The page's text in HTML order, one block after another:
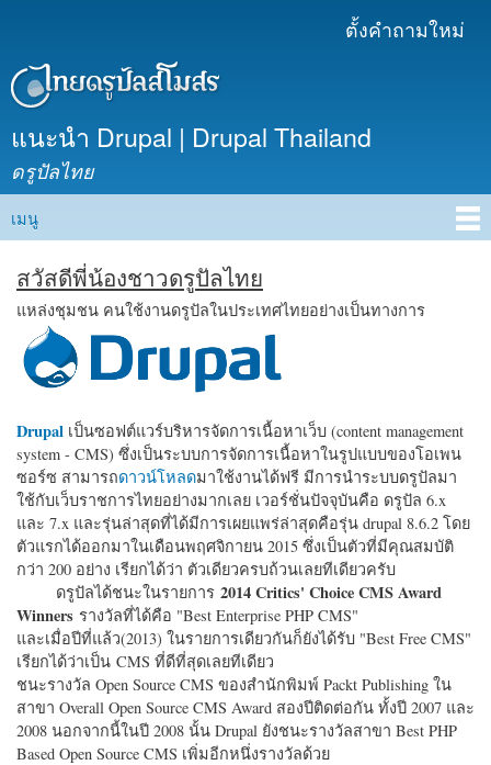
เนื้อหา
ตั้งคำถามใหม่
แนะนำ Drupal | Drupal Thailand
ดรูปัลไทย
Main menu
เมนู
สวัสดีพี่น้องชาวดรูปัลไทย
แหล่งชุมชน คนใช้งานดรูปัลในประเทศไทยอย่างเป็นทางการ
Drupal เป็นซอฟต์แวร์บริหารจัดการเนื้อหาเว็บ (content management
system - CMS) ซึ่งเป็นระบบการจัดการเนื้อหาในรูปแบบของโอเพน
ซอร์ซ สามารถดาวน์โหลดมาใช้งานได้ฟรี มีการนำระบบดรูปัลมา
ใช้กับเว็บราชการไทยอย่างมากเลย เวอร์ชั่นปัจจุบันคือ ดรูปัล 6.x
และ 7.x และรุ่นล่าสุดที่ได้มีการเผยแพร่ล่าสุดคือรุ่น drupal 8.6.2 โดย
ตัวแรกได้ออกมาในเดือนพฤศจิกายน 2015 ซึ่งเป็นตัวที่มีคุณสมบัติ
กว่า 200 อย่าง เรียกได้ว่า ตัวเดียวครบถ้วนเลยทีเดียวครับ
ดรูปัลได้ชนะในรายการ 2014 Critics' Choice CMS Award
Winners รางวัลที่ได้คือ "Best Enterprise PHP CMS"
และเมื่อปีที่แล้ว(2013) ในรายการเดียวกันก็ยังได้รับ "Best Free CMS"
เรียกได้ว่าเป็น CMS ที่ดีที่สุดเลยทีเดียว
ชนะรางวัล Open Source CMS ของสำนักพิมพ์ Packt Publishing ใน
สาขา Overall Open Source CMS Award สองปีติดต่อกัน ทั้งปี 2007 และ
2008 นอกจากนี้ในปี 2008 นั้น Drupal ยังชนะรางวัลสาขา Best PHP
Based Open Source CMS เพิ่มอีกหนึ่งรางวัลด้วย